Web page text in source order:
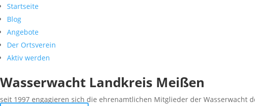
Startseite
Blog
Angebote
Der Ortsverein
Aktiv werden
Wasserwacht Landkreis Meißen
seit 1997 engagieren sich die ehrenamtlichen Mitglieder der Wasserwacht